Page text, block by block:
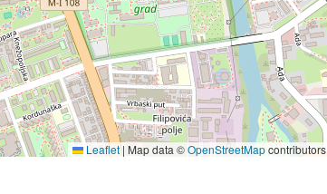
Leaflet | Map data ©OpenStreetMapcontributors